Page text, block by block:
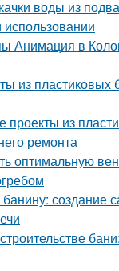
воды из
Анимация в
из пластиковых
проекты из
ремонта
оптимальную
создание